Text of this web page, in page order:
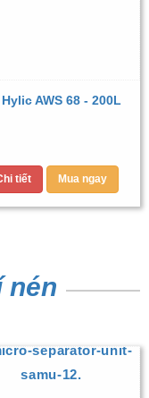
Hylic AWS 68 - 200L
tiết Mua ngay
nén